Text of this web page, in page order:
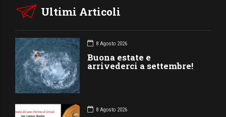
Ultimi Articoli
8 Agosto 2026
Buona estate e
arrivederci a settembre!
8 Agosto 2026